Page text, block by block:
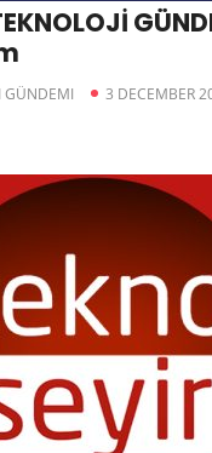
GÜNDEMI 3 DECEMBER